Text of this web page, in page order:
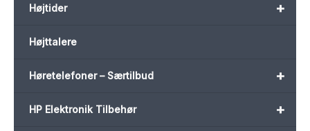
+
Højtider
Højttalere
+
Høretelefoner – Særtilbud
+
HP Elektronik Tilbehør